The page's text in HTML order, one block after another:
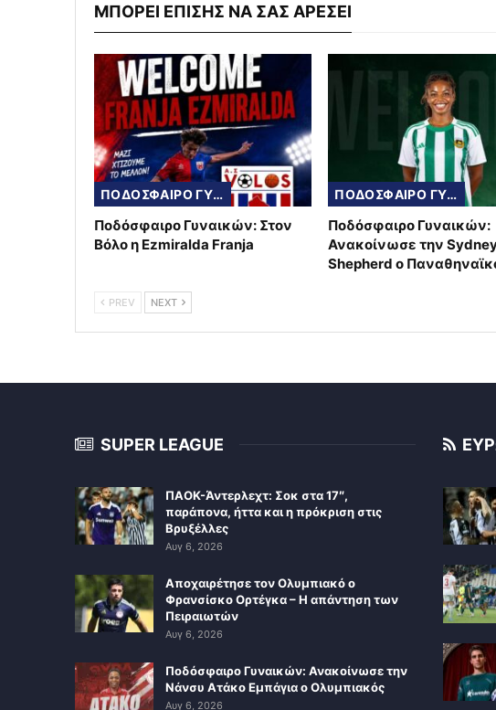
ΜΠΟΡΕΙ ΕΠΙΣΗΣ ΝΑ ΣΑΣ ΑΡΕΣΕΙ
ΠΟΔΟΣΦΑΙΡΟ ΓΥΝΑΙΚΩΝ
Ποδόσφαιρο Γυναικών: Στον
Βόλο η Ezmiralda Franja
ΠΟΔΟΣΦΑΙΡΟ ΓΥΝΑΙΚΩΝ
Ποδόσφαιρο Γυναικών:
Ανακοίνωσε την
Shepherd ο
PREV NEXT
SUPER LEAGUE
ΠΑΟΚ-Άντερλεχτ: Σοκ στα 17″,
παράπονα, ήττα και η πρόκριση στις
Βρυξέλλες
Αυγ 6, 2026
Αποχαιρέτησε τον Ολυμπιακό ο
Φρανσίσκο Ορτέγκα – Η απάντηση των
Πειραιωτών
Αυγ 6, 2026
Ποδόσφαιρο Γυναικών: Ανακοίνωσε την
Νάνσυ Ατάκο Εμπάγια ο Ολυμπιακός
Αυγ 6, 2026